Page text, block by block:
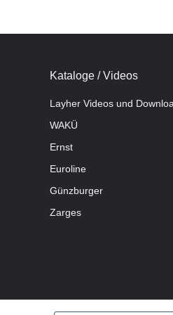
Kataloge / Videos
Layher Videos und
WAKÜ
Ernst
Euroline
Günzburger
Zarges